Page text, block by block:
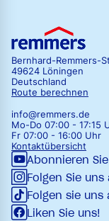
Bernhard-Remmers-
49624 Löningen
Deutschland
Route berechnen
info@remmers.de
Mo-Do 07:00 - 17:15
Fr 07:00 - 16:00 Uhr
Kontaktübersicht
Abonnieren
Folgen Sie
Folgen sie uns
Liken Sie uns!